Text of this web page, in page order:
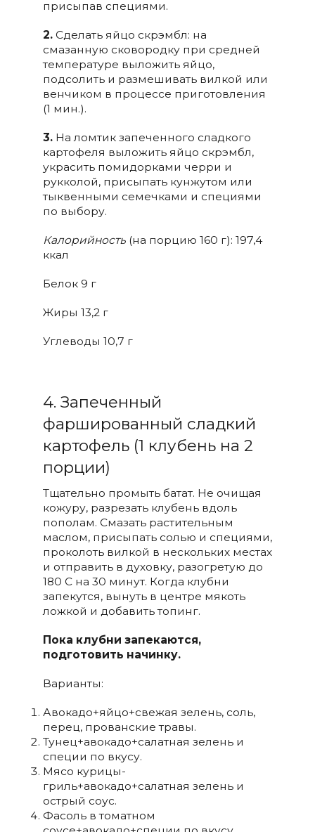
присыпав специями.
2. Сделать яйцо скрэмбл: на
смазанную сковородку при средней
температуре выложить яйцо,
подсолить и размешивать вилкой или
венчиком в процессе приготовления
(1 мин.).
3. На ломтик запеченного сладкого
картофеля выложить яйцо скрэмбл,
украсить помидорками черри и
рукколой, присыпать кунжутом или
тыквенными семечками и специями
по выбору.
Калорийность(на порцию 160 г): 197,4
ккал
Белок 9 г
Жиры 13,2 г
Углеводы 10,7 г
4. Запеченный
фаршированный сладкий
картофель (1 клубень на 2
порции)
Тщательно промыть батат. Не очищая
кожуру, разрезать клубень вдоль
пополам. Смазать растительным
маслом, присыпать солью и специями,
проколоть вилкой в нескольких местах
и отправить в духовку, разогретую до
180 С на 30 минут. Когда клубни
запекутся, вынуть в центре мякоть
ложкой и добавить топинг.
Пока клубни запекаются,
подготовить начинку.
Варианты:
Авокадо+яйцо+свежая зелень, соль,
перец, прованские травы.
Тунец+авокадо+салатная зелень и
специи по вкусу.
Мясо курицы-
гриль+авокадо+салатная зелень и
острый соус.
Фасоль в томатном